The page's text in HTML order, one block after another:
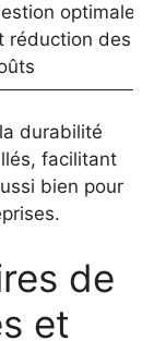
optimale
réduction des
durabilité
facilitant
bien pour
de
et